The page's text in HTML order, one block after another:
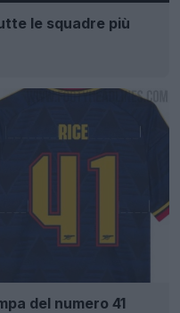
le squadre più
del numero 41